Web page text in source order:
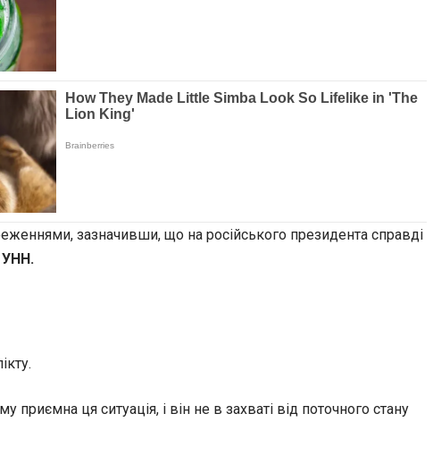
зазначивши, що на російського президента справді
УНН.
ця ситуація, і він не в захваті від поточного стану